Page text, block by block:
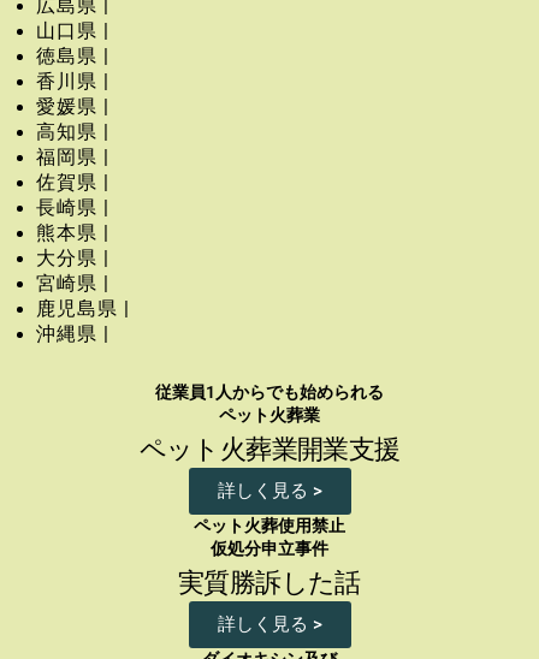
広島県 |
山口県 |
徳島県 |
香川県 |
愛媛県 |
高知県 |
福岡県 |
佐賀県 |
長崎県 |
熊本県 |
大分県 |
宮崎県 |
鹿児島県 |
沖縄県 |
従業員1人からでも始められる
ペット火葬業
ペット火葬業開業支援
詳しく見る >
ペット火葬使用禁止
仮処分申立事件
実質勝訴した話
詳しく見る >